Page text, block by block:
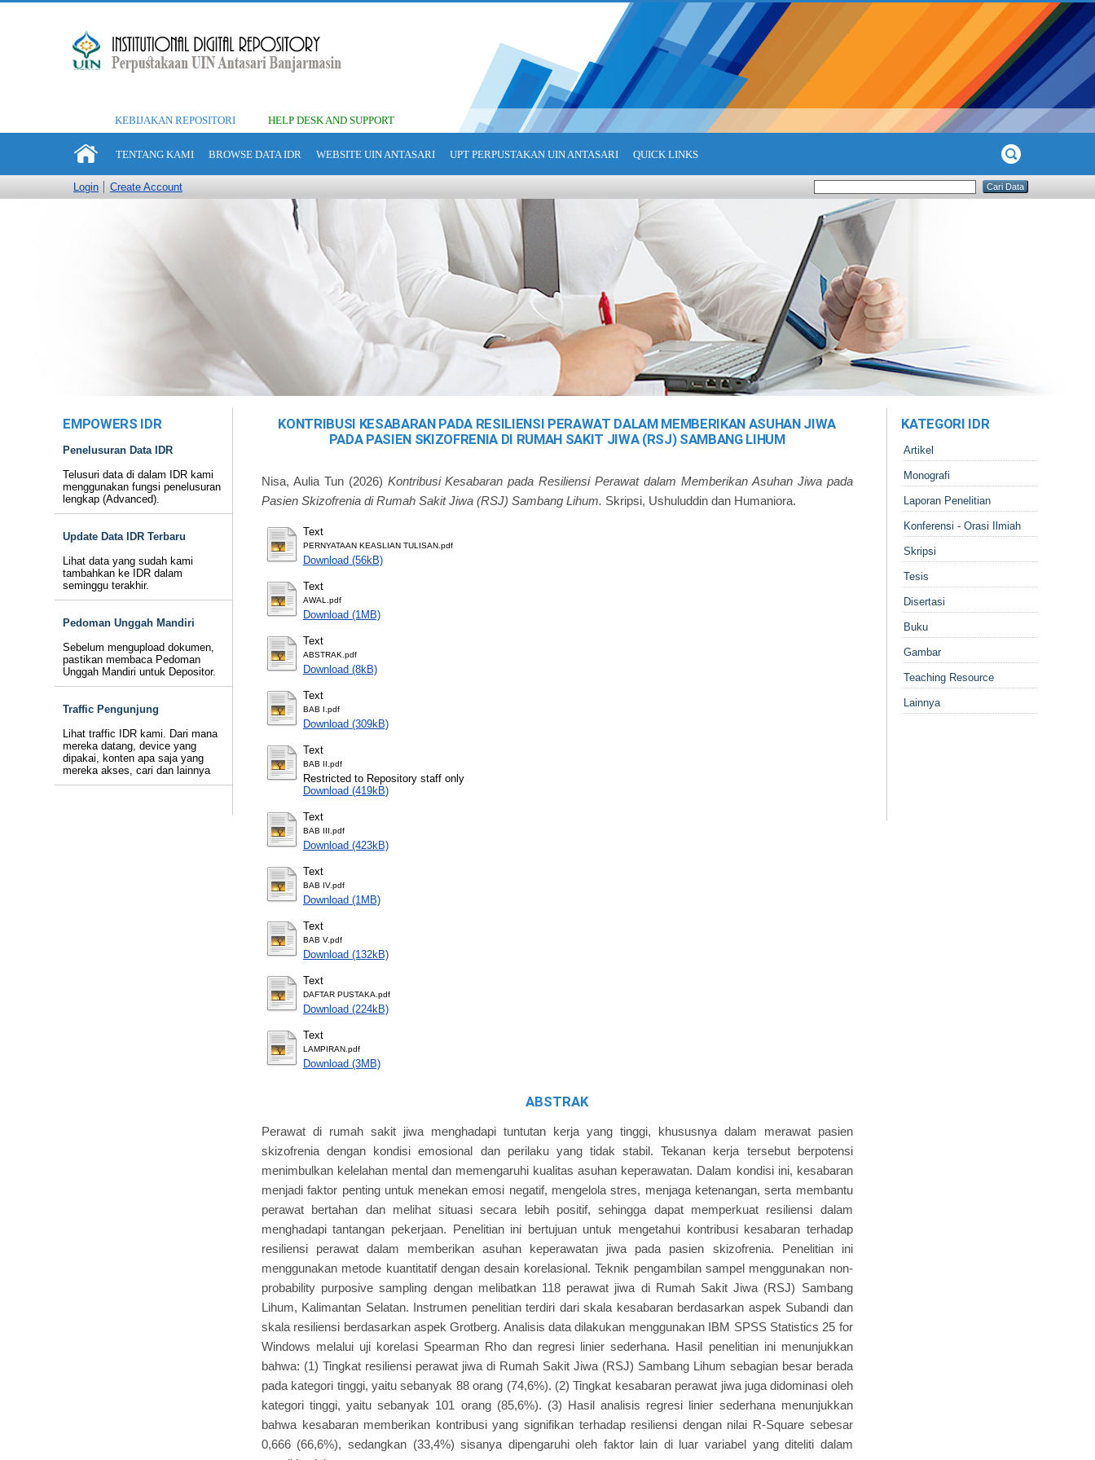
KEBIJAKAN REPOSITORI HELP DESK AND SUPPORT
TENTANG KAMI BROWSE DATA IDR WEBSITE UIN ANTASARI UPT PERPUSTAKAN UIN ANTASARI QUICK LINKS
Login Create Account
EMPOWERS IDR
Penelusuran Data IDR
Telusuri data di dalam IDR kami
menggunakan fungsi penelusuran
lengkap (Advanced).
Update Data IDR Terbaru
Lihat data yang sudah kami
tambahkan ke IDR dalam
seminggu terakhir.
Pedoman Unggah Mandiri
Sebelum mengupload dokumen,
pastikan membaca Pedoman
Unggah Mandiri untuk Depositor.
Traffic Pengunjung
Lihat traffic IDR kami. Dari mana
mereka datang, device yang
dipakai, konten apa saja yang
mereka akses, cari dan lainnya
KONTRIBUSI KESABARAN PADA RESILIENSI PERAWAT DALAM MEMBERIKAN ASUHAN JIWA
PADA PASIEN SKIZOFRENIA DI RUMAH SAKIT JIWA (RSJ) SAMBANG LIHUM
Nisa, Aulia Tun(2026) Kontribusi Kesabaran pada Resiliensi Perawat dalam Memberikan Asuhan Jiwa pada
Pasien Skizofrenia di Rumah Sakit Jiwa (RSJ) Sambang Lihum. Skripsi, Ushuluddin dan Humaniora.
Text
PERNYATAAN KEASLIAN TULISAN.pdf
Download (56kB)
Text
AWAL.pdf
Download (1MB)
Text
ABSTRAK.pdf
Download (8kB)
Text
BAB I.pdf
Download (309kB)
Text
BAB II.pdf
Restricted to Repository staff only
Download (419kB)
Text
BAB III.pdf
Download (423kB)
Text
BAB IV.pdf
Download (1MB)
Text
BAB V.pdf
Download (132kB)
Text
DAFTAR PUSTAKA.pdf
Download (224kB)
Text
LAMPIRAN.pdf
Download (3MB)
ABSTRAK
Perawat di rumah sakit jiwa menghadapi tuntutan kerja yang tinggi, khususnya dalam merawat pasien
skizofrenia dengan kondisi emosional dan perilaku yang tidak stabil. Tekanan kerja tersebut berpotensi
menimbulkan kelelahan mental dan memengaruhi kualitas asuhan keperawatan. Dalam kondisi ini, kesabaran
menjadi faktor penting untuk menekan emosi negatif, mengelola stres, menjaga ketenangan, serta membantu
perawat bertahan dan melihat situasi secara lebih positif, sehingga dapat memperkuat resiliensi dalam
menghadapi tantangan pekerjaan. Penelitian ini bertujuan untuk mengetahui kontribusi kesabaran terhadap
resiliensi perawat dalam memberikan asuhan keperawatan jiwa pada pasien skizofrenia. Penelitian ini
menggunakan metode kuantitatif dengan desain korelasional. Teknik pengambilan sampel menggunakan non-
probability purposive sampling dengan melibatkan 118 perawat jiwa di Rumah Sakit Jiwa (RSJ) Sambang
Lihum, Kalimantan Selatan. Instrumen penelitian terdiri dari skala kesabaran berdasarkan aspek Subandi dan
skala resiliensi berdasarkan aspek Grotberg. Analisis data dilakukan menggunakan IBM SPSS Statistics 25 for
Windows melalui uji korelasi Spearman Rho dan regresi linier sederhana. Hasil penelitian ini menunjukkan
bahwa: (1) Tingkat resiliensi perawat jiwa di Rumah Sakit Jiwa (RSJ) Sambang Lihum sebagian besar berada
pada kategori tinggi, yaitu sebanyak 88 orang (74,6%). (2) Tingkat kesabaran perawat jiwa juga didominasi oleh
kategori tinggi, yaitu sebanyak 101 orang (85,6%). (3) Hasil analisis regresi linier sederhana menunjukkan
bahwa kesabaran memberikan kontribusi yang signifikan terhadap resiliensi dengan nilai R-Square sebesar
0,666 (66,6%), sedangkan (33,4%) sisanya dipengaruhi oleh faktor lain di luar variabel yang diteliti dalam
KATEGORI IDR
Artikel
Monografi
Laporan Penelitian
Konferensi - Orasi Ilmiah
Skripsi
Tesis
Disertasi
Buku
Gambar
Teaching Resource
Lainnya